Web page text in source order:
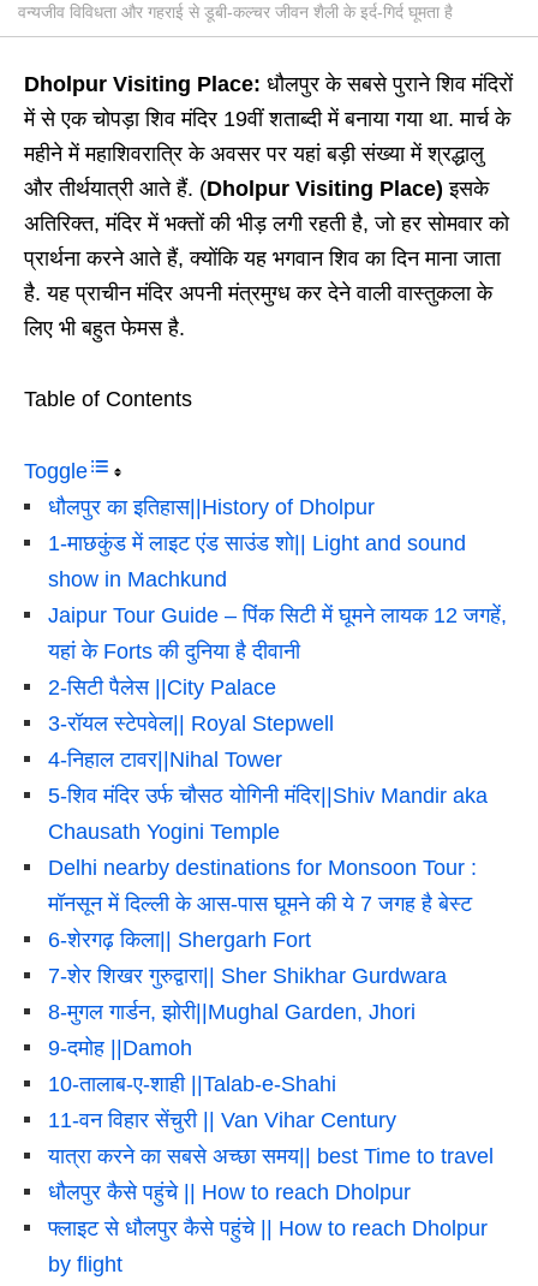
वन्यजीव विविधता और गहराई से डूबी-कल्चर जीवन शैली के इर्द-गिर्द घूमता है
Dholpur Visiting Place: धौलपुर के सबसे पुराने शिव मंदिरों
में से एक चोपड़ा शिव मंदिर 19वीं शताब्दी में बनाया गया था. मार्च के
महीने में महाशिवरात्रि के अवसर पर यहां बड़ी संख्या में श्रद्धालु
और तीर्थयात्री आते हैं. (Dholpur Visiting Place)इसके
अतिरिक्त, मंदिर में भक्तों की भीड़ लगी रहती है, जो हर सोमवार को
प्रार्थना करने आते हैं, क्योंकि यह भगवान शिव का दिन माना जाता
है. यह प्राचीन मंदिर अपनी मंत्रमुग्ध कर देने वाली वास्तुकला के
लिए भी बहुत फेमस है.
Table of Contents
Toggle
धौलपुर का इतिहास||History of Dholpur
1-माछकुंड में लाइट एंड साउंड शो|| Light and sound
show in Machkund
Jaipur Tour Guide – पिंक सिटी में घूमने लायक 12 जगहें,
यहां के Forts की दुनिया है दीवानी
2-सिटी पैलेस ||City Palace
3-रॉयल स्टेपवेल|| Royal Stepwell
4-निहाल टावर||Nihal Tower
5-शिव मंदिर उर्फ ​​चौसठ योगिनी मंदिर||Shiv Mandir aka
Chausath Yogini Temple
Delhi nearby destinations for Monsoon Tour :
मॉनसून में दिल्ली के आस-पास घूमने की ये 7 जगह है बेस्ट
6-शेरगढ़ किला|| Shergarh Fort
7-शेर शिखर गुरुद्वारा|| Sher Shikhar Gurdwara
8-मुगल गार्डन, झोरी||Mughal Garden, Jhori
9-दमोह ||Damoh
10-तालाब-ए-शाही ||Talab-e-Shahi
11-वन विहार सेंचुरी || Van Vihar Century
यात्रा करने का सबसे अच्छा समय|| best Time to travel
धौलपुर कैसे पहुंचे || How to reach Dholpur
फ्लाइट से धौलपुर कैसे पहुंचे || How to reach Dholpur
by flight